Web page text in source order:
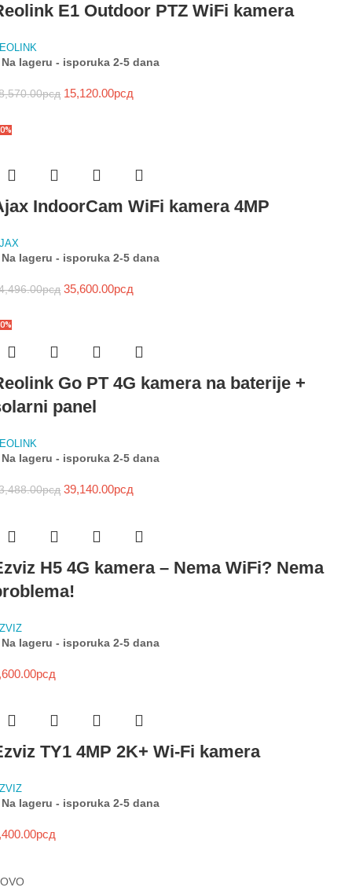
E1 Outdoor PTZ WiFi kamera
Na lageru - isporuka 2-5 dana
рсд 15,120.00рсд
IndoorCam WiFi kamera 4MP
Na lageru - isporuka 2-5 dana
рсд 35,600.00рсд
Go PT 4G kamera na baterije +
panel
Na lageru - isporuka 2-5 dana
рсд 39,140.00рсд
H5 4G kamera – Nema WiFi? Nema
Na lageru - isporuka 2-5 dana
рсд
TY1 4MP 2K+ Wi-Fi kamera
Na lageru - isporuka 2-5 dana
рсд